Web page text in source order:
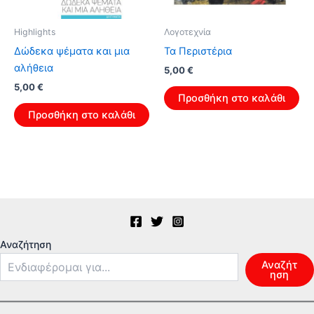
Highlights
Δώδεκα ψέματα και μια
αλήθεια
Original
was:
8,00 €.
5,00€
τιμή
είναι:
Προσθήκη στο καλάθι
Λογοτεχνία
Τα Περιστέρια
Original
was:
8,00 €.
5,00€
τιμή
είναι:
Προσθήκη στο καλάθι
Αναζήτηση
Αναζήτ
ηση